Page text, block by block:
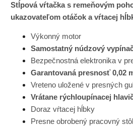
Stĺpová vŕtačka s remeňovým
ukazovateľom otáčok a vŕtacej
Výkonný motor
Samostatný núdzový
Bezpečnostná elektronika v
Garantovaná presnosť 0,02
Vreteno uložené v presných
Vrátane rýchloupínacej
Doraz vŕtacej hĺbky
Presne obrobený pracovný